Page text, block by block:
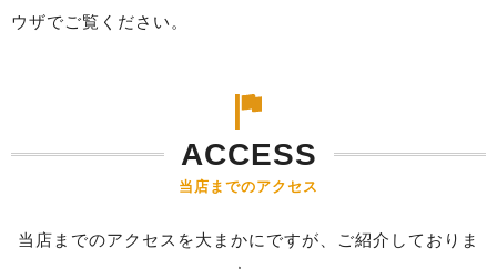
ウザでご覧ください。
ACCESS
当店までのアクセス
当店までのアクセスを大まかにですが、ご紹介しておりま